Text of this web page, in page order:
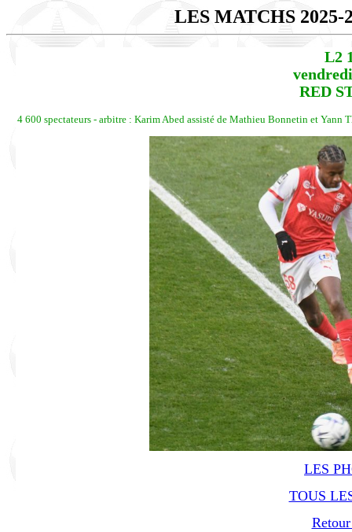
LES MATCHS
L2
RED
4 600 spectateurs - arbitre : Karim Abed assisté de Mathieu Bonnetin et Yann
LES
TOUS